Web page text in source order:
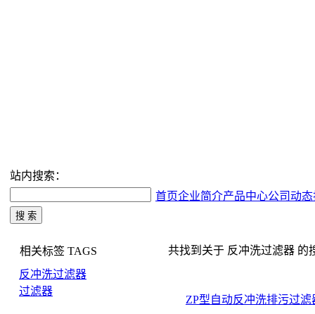
站内搜索：
首页企业简介产品中心公司动态
相关标签 TAGS
反冲洗过滤器
过滤器
共找到关于 反冲洗过滤器 的
ZP型自动反冲洗排污过滤